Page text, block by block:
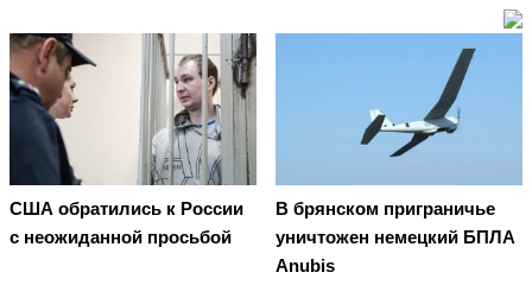
США обратились к России
с неожиданной просьбой
В брянском приграничье
уничтожен немецкий БПЛА
Anubis